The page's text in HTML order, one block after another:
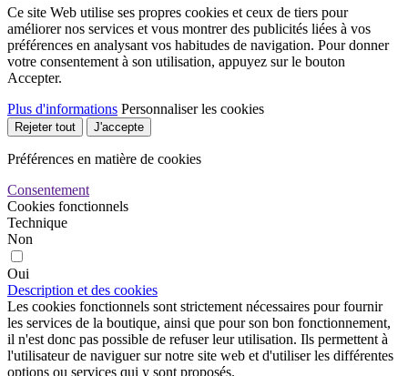
Ce site Web utilise ses propres cookies et ceux de tiers pour
améliorer nos services et vous montrer des publicités liées à vos
préférences en analysant vos habitudes de navigation. Pour donner
votre consentement à son utilisation, appuyez sur le bouton
Accepter.
Plus d'informations Personnaliser les cookies
Rejeter tout J'accepte
Préférences en matière de cookies
Consentement
Cookies fonctionnels
Technique
Non
Oui
Description et des cookies
Les cookies fonctionnels sont strictement nécessaires pour fournir
les services de la boutique, ainsi que pour son bon fonctionnement,
il n'est donc pas possible de refuser leur utilisation. Ils permettent à
l'utilisateur de naviguer sur notre site web et d'utiliser les différentes
options ou services qui y sont proposés.